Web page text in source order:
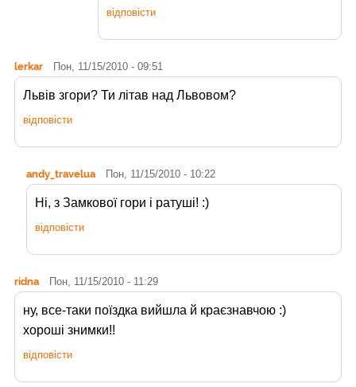
відповісти
lerkar Пон, 11/15/2010 - 09:51
Львів згори? Ти літав над Львовом?
відповісти
andy_travelua Пон, 11/15/2010 - 10:22
Ні, з Замкової гори і ратуші! :)
відповісти
ridna Пон, 11/15/2010 - 11:29
ну, все-таки поїздка вийшла й краєзнавчою :)
хороші знимки!!
відповісти